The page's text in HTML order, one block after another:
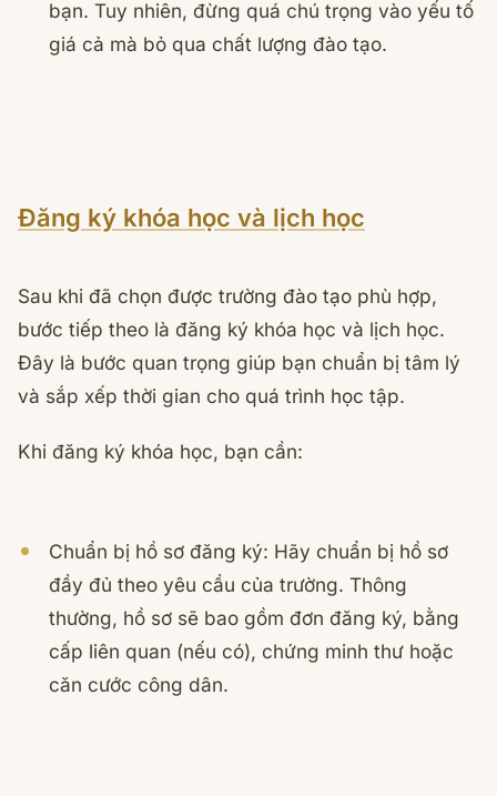
bạn. Tuy nhiên, đừng quá chú trọng vào yếu tố
giá cả mà bỏ qua chất lượng đào tạo.
Đăng ký khóa học và lịch học
Sau khi đã chọn được trường đào tạo phù hợp,
bước tiếp theo là đăng ký khóa học và lịch học.
Đây là bước quan trọng giúp bạn chuẩn bị tâm lý
và sắp xếp thời gian cho quá trình học tập.
Khi đăng ký khóa học, bạn cần:
Chuẩn bị hồ sơ đăng ký: Hãy chuẩn bị hồ sơ
đầy đủ theo yêu cầu của trường. Thông
thường, hồ sơ sẽ bao gồm đơn đăng ký, bằng
cấp liên quan (nếu có), chứng minh thư hoặc
căn cước công dân.